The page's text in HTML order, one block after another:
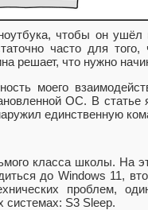
чтобы он ушёл
часто для
решает, что нужно
моего
ОС. В статье
единственную
класса школы. На
до Windows 11,
проблем,
системах: S3 Sleep.